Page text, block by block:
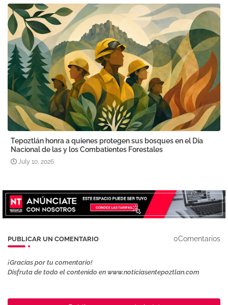
Tepoztlán honra a quienes protegen sus bosques en el Día
Nacional de las y los Combatientes Forestales
July 10, 2026
PUBLICAR UN COMENTARIO 0Comentarios
¡Gracias por tu comentario!
Disfruta de todo el contenido en www.noticiasentepoztlan.com